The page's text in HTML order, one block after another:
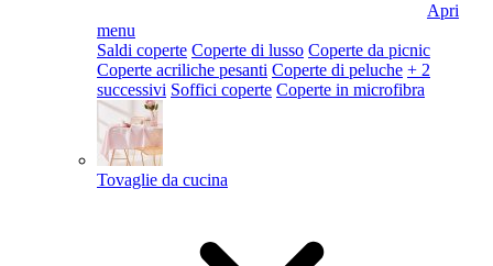
Apri
menu
Saldi coperte Coperte di lusso Coperte da picnic
Coperte acriliche pesanti Coperte di peluche + 2
successivi Soffici coperte Coperte in microfibra
Tovaglie da cucina